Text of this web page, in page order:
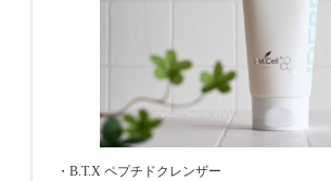
・B.T.X ペプチドクレンザー